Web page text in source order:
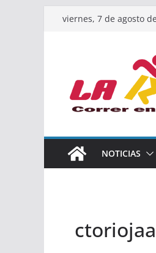
Saltarviernes, 7 de agosto
NOTICIAS